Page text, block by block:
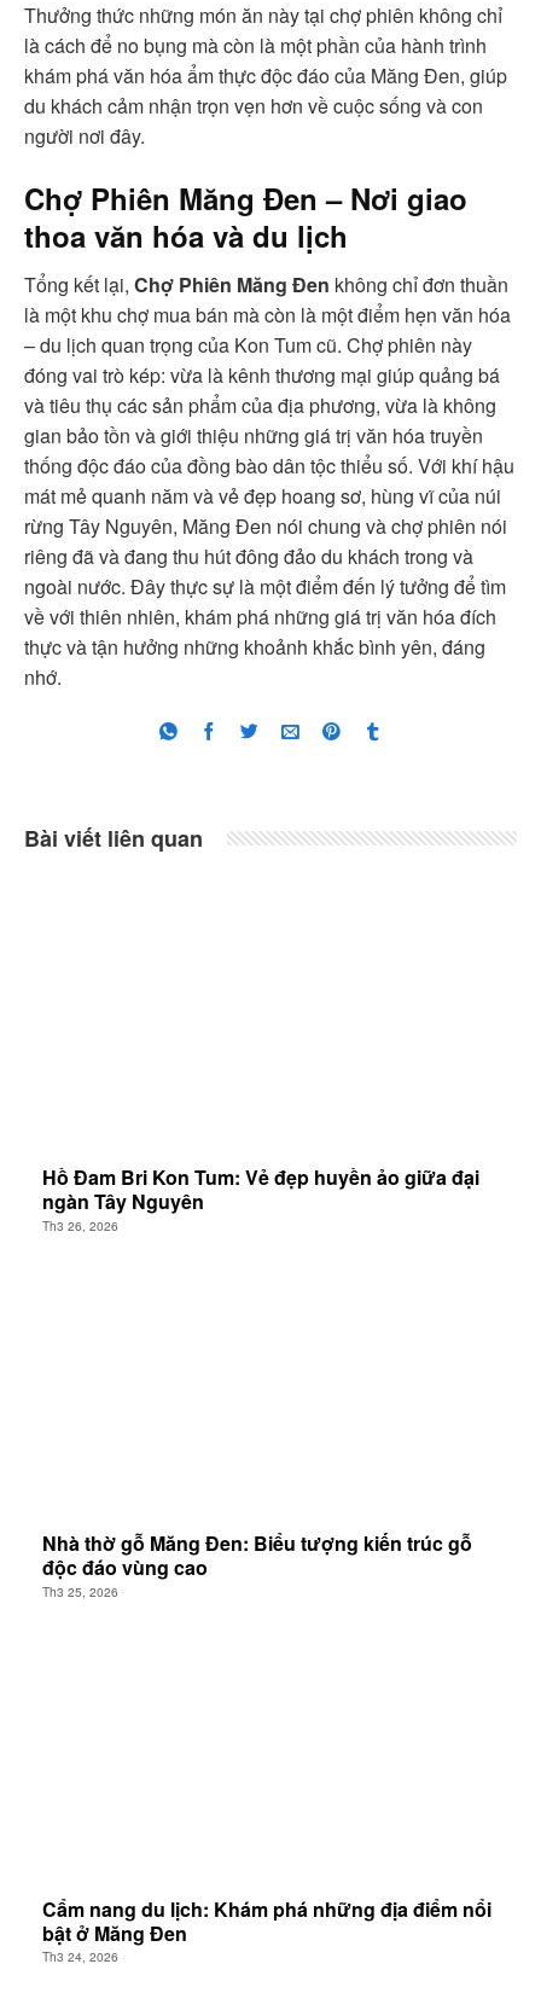
Thưởng thức những món ăn này tại chợ phiên không chỉ
là cách để no bụng mà còn là một phần của hành trình
khám phá văn hóa ẩm thực độc đáo của Măng Đen, giúp
du khách cảm nhận trọn vẹn hơn về cuộc sống và con
người nơi đây.
Chợ Phiên Măng Đen – Nơi giao
thoa văn hóa và du lịch
Tổng kết lại, Chợ Phiên Măng Đen không chỉ đơn thuần
là một khu chợ mua bán mà còn là một điểm hẹn văn hóa
– du lịch quan trọng của Kon Tum cũ. Chợ phiên này
đóng vai trò kép: vừa là kênh thương mại giúp quảng bá
và tiêu thụ các sản phẩm của địa phương, vừa là không
gian bảo tồn và giới thiệu những giá trị văn hóa truyền
thống độc đáo của đồng bào dân tộc thiểu số. Với khí hậu
mát mẻ quanh năm và vẻ đẹp hoang sơ, hùng vĩ của núi
rừng Tây Nguyên, Măng Đen nói chung và chợ phiên nói
riêng đã và đang thu hút đông đảo du khách trong và
ngoài nước. Đây thực sự là một điểm đến lý tưởng để tìm
về với thiên nhiên, khám phá những giá trị văn hóa đích
thực và tận hưởng những khoảnh khắc bình yên, đáng
nhớ.
Bài viết liên quan
Hồ Đam Bri Kon Tum: Vẻ đẹp huyền ảo giữa đại
ngàn Tây Nguyên
Th3 26, 2026
Nhà thờ gỗ Măng Đen: Biểu tượng kiến trúc gỗ
độc đáo vùng cao
Th3 25, 2026
Cẩm nang du lịch: Khám phá những địa điểm nổi
bật ở Măng Đen
Th3 24, 2026